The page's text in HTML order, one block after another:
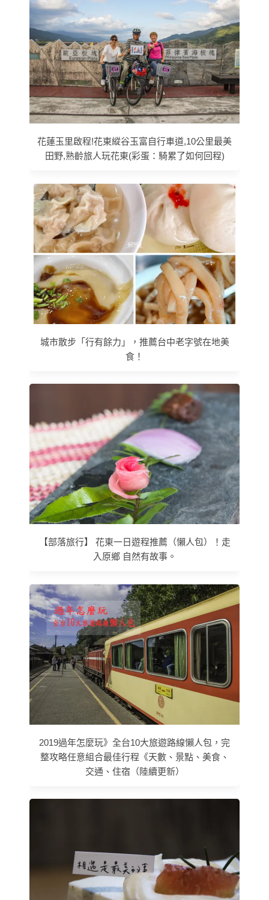
花蓮玉里啟程!花東縱谷玉富自行車道,10公里最美
田野,熟齡旅人玩花東(彩蛋：騎累了如何回程)
城市散步「行有餘力」，推薦台中老字號在地美
食！
【部落旅行】 花東一日遊程推薦（懶人包）！走
入原鄉 自然有故事。
2019過年怎麼玩》全台10大旅遊路線懶人包，完
整攻略任意組合最佳行程《天數、景點、美食、
交通、住宿（陸續更新）